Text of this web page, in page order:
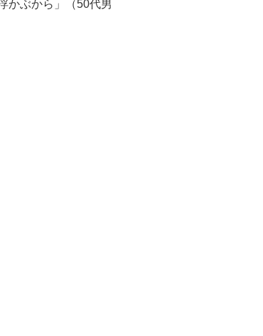
かぶから」（50代男